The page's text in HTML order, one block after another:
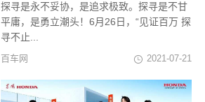
探寻是永不妥协，是追求极致。探寻是不甘
平庸，是勇立潮头！6月26日，“见证百万 探
寻不止...
百车网 2021-07-21